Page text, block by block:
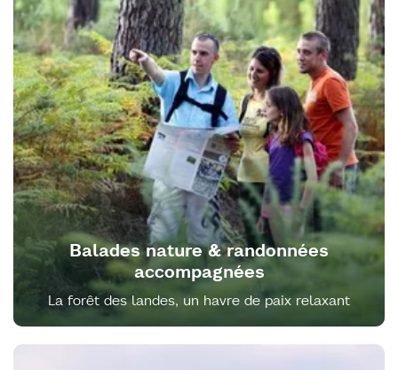
Balades nature & randonnées
accompagnées
La forêt des landes, un havre de paix relaxant